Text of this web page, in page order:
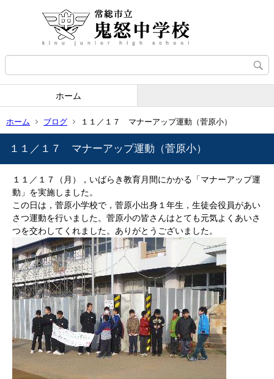
ホーム
ホーム ブログ １１／１７ マナーアップ運動（菅原小）
１１／１７ マナーアップ運動（菅原小）
１１／１７（月），いばらき教育月間にかかる「マナーアップ運
動」を実施しました。
この日は，菅原小学校で，菅原小出身１年生，生徒会役員があい
さつ運動を行いました。菅原小の皆さんはとても元気よくあいさ
つを交わしてくれました。ありがとうございました。